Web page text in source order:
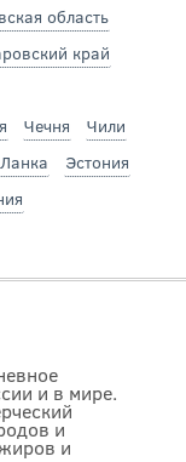
область
край
Чечня
Чили
Эстония
и в мире.
и
и